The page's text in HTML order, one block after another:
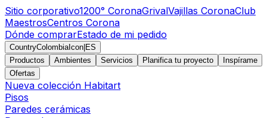
Sitio corporativo1200° CoronaGrivalVajillas CoronaClub
MaestrosCentros Corona
Dónde comprarEstado de mi pedido
CountryColombiaIcon ES
Productos
Ambientes Servicios Planifica tu proyecto
Inspírame
Ofertas
Nueva colección Habitart
Pisos
Paredes cerámicas